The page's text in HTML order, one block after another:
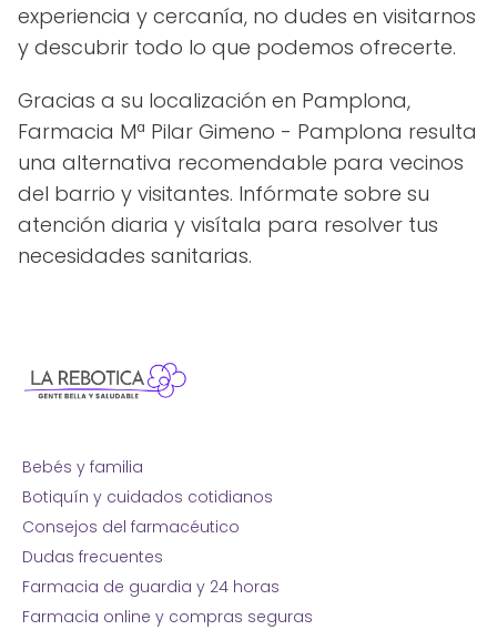
experiencia y cercanía, no dudes en visitarnos
y descubrir todo lo que podemos ofrecerte.
Gracias a su localización en Pamplona,
Farmacia Mª Pilar Gimeno - Pamplona resulta
una alternativa recomendable para vecinos
del barrio y visitantes. Infórmate sobre su
atención diaria y visítala para resolver tus
necesidades sanitarias.
Bebés y familia
Botiquín y cuidados cotidianos
Consejos del farmacéutico
Dudas frecuentes
Farmacia de guardia y 24 horas
Farmacia online y compras seguras